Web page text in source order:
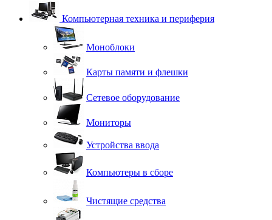
Компьютерная техника и периферия
Моноблоки
Карты памяти и флешки
Сетевое оборудование
Мониторы
Устройства ввода
Компьютеры в сборе
Чистящие средства